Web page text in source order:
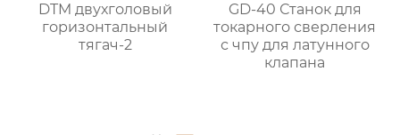
DTM двухголовый
горизонтальный
тягач-2
GD-40 Станок для
токарного сверления
с чпу для латунного
клапана